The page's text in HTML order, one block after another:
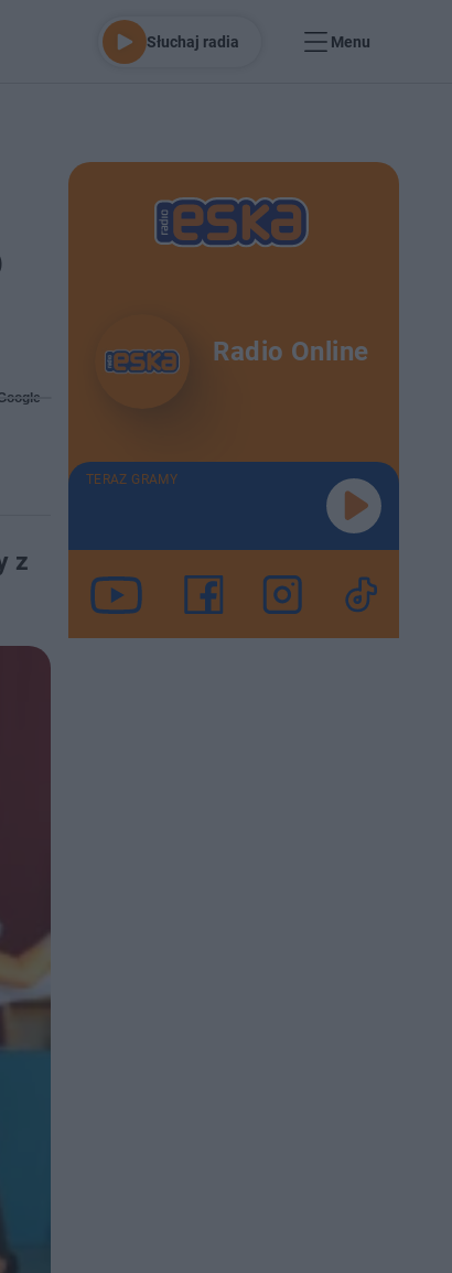
Słuchaj radia Menu
z
Radio Online
TERAZ GRAMY